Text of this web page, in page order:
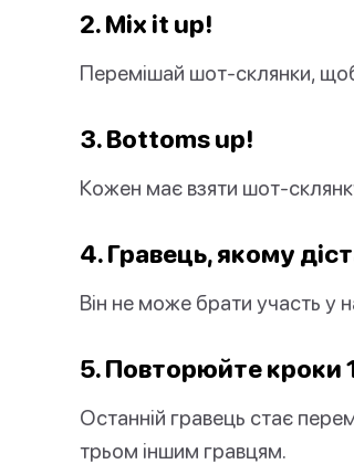
2. Mix it up!
Перемішай шот-склянки, щоб
3. Bottoms up!
Кожен має взяти шот-
4. Гравець, якому
Він не може брати участь у
5. Повторюйте кроки
Останній гравець стає
трьом іншим гравцям.